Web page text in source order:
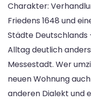
Charakter:
Friedens 1648 und
Städte
Alltag deutlich
Messestadt. Wer
neuen Wohnung
anderen Dialekt und